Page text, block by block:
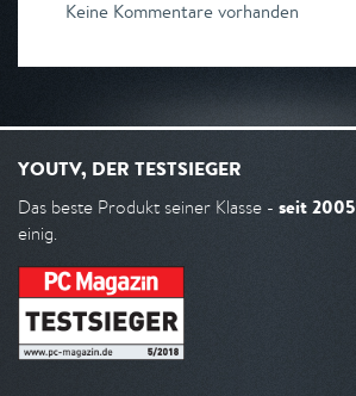
Keine Kommentare vorhanden
YOUTV, DER TESTSIEGER
Das beste Produkt seiner Klasse - seit 2005
einig.